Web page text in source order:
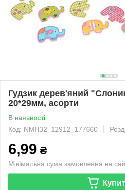
Гудзик дерев'яний
20*29мм, асорти
В наявності
Код: NMH32_12912_177660
6,99 ₴
Мінімальна сума замовлення на